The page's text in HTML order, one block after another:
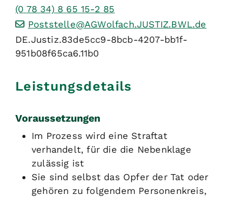
(0 78 34) 8 65 15-2 85
Poststelle@AGWolfach.JUSTIZ.BWL.de
DE.Justiz.83de5cc9-8bcb-4207-bb1f-
951b08f65ca6.11b0
Leistungsdetails
Voraussetzungen
Im Prozess wird eine Straftat
verhandelt, für die die Nebenklage
zulässig ist
Sie sind selbst das Opfer der Tat oder
gehören zu folgendem Personenkreis,